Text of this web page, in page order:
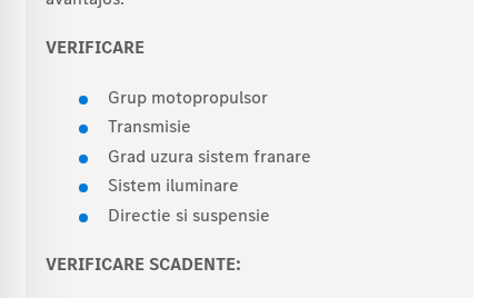
VERIFICARE
Grup motopropulsor
Transmisie
Grad uzura sistem franare
Sistem iluminare
Directie si suspensie
VERIFICARE SCADENTE: